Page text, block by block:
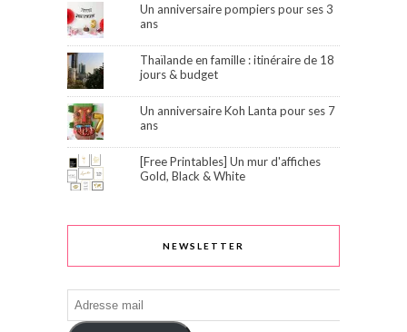
Un anniversaire pompiers pour ses 3
ans
Thaïlande en famille : itinéraire de 18
jours & budget
Un anniversaire Koh Lanta pour ses 7
ans
[Free Printables] Un mur d'affiches
Gold, Black & White
NEWSLETTER
Adresse
mail